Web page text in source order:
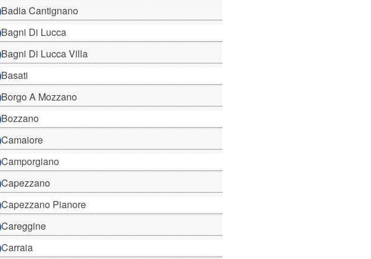
Badia Cantignano
Bagni Di Lucca
Bagni Di Lucca Villa
Basati
Borgo A Mozzano
Bozzano
Camaiore
Camporgiano
Capezzano
Capezzano Pianore
Careggine
Carraia